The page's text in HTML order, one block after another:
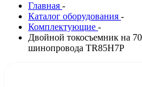
Главная -
Каталог оборудования -
Комплектующие -
Двойной токосъемник на
шинопровода TR85H7P